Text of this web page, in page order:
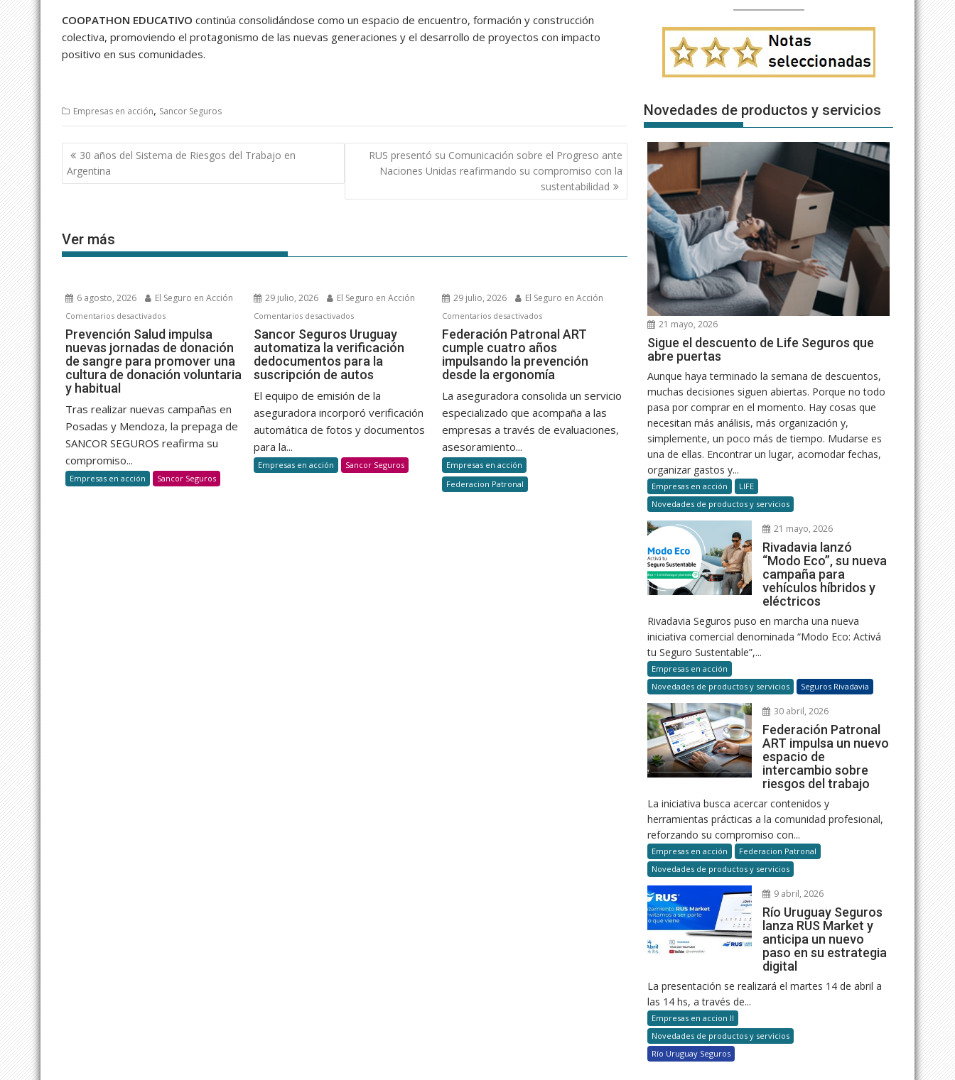
COOPATHON EDUCATIVO continúa consolidándose como un espacio de encuentro, formación y construcción
colectiva, promoviendo el protagonismo de las nuevas generaciones y el desarrollo de proyectos con impacto
positivo en sus comunidades.
Empresas en acción, Sancor Seguros
Navegación
de
entradas
30 años del Sistema de Riesgos del Trabajo en
Argentina
RUS presentó su Comunicación sobre el Progreso ante
Naciones Unidas reafirmando su compromiso con la
sustentabilidad
Ver más
6 agosto, 2026 El Seguro en Acción
Comentarios desactivadosen
Prevención
Salud
impulsa
nuevas
de
donación
de
para
promover
Prevención Salud impulsa
nuevas jornadas de donación
de sangre para promover una
cultura de donación voluntaria
y habitual
Tras realizar nuevas campañas en
Posadas y Mendoza, la prepaga de
SANCOR SEGUROS reafirma su
compromiso...
Empresas en acción Sancor Seguros
29 julio, 2026 El Seguro en Acción
Comentarios desactivadosen
Sancor
Seguros
Uruguay
automatiza
la
verificación
dedocumentos
para
la
suscripción
Sancor Seguros Uruguay
automatiza la verificación
dedocumentos para la
suscripción de autos
El equipo de emisión de la
aseguradora incorporó verificación
automática de fotos y documentos
para la...
Empresas en acción Sancor Seguros
29 julio, 2026 El Seguro en Acción
Comentarios desactivadosen
Federación
Patronal
ART
cumple
cuatro
años
impulsando
Federación Patronal ART
cumple cuatro años
impulsando la prevención
desde la ergonomía
La aseguradora consolida un servicio
especializado que acompaña a las
empresas a través de evaluaciones,
asesoramiento...
Empresas en acción
Federacion Patronal
Novedades de productos y servicios
21 mayo, 2026
Sigue el descuento de Life Seguros que
abre puertas
Aunque haya terminado la semana de descuentos,
muchas decisiones siguen abiertas. Porque no todo
pasa por comprar en el momento. Hay cosas que
necesitan más análisis, más organización y,
simplemente, un poco más de tiempo. Mudarse es
una de ellas. Encontrar un lugar, acomodar fechas,
organizar gastos y...
Empresas en acción
LIFE
Novedades de productos y servicios
21 mayo, 2026
Rivadavia lanzó
“Modo Eco”, su nueva
campaña para
vehículos híbridos y
eléctricos
Rivadavia Seguros puso en marcha una nueva
iniciativa comercial denominada “Modo Eco: Activá
tu Seguro Sustentable”,...
Empresas en acción
Novedades de productos y servicios
Seguros Rivadavia
30 abril, 2026
Federación Patronal
ART impulsa un nuevo
espacio de
intercambio sobre
riesgos del trabajo
La iniciativa busca acercar contenidos y
herramientas prácticas a la comunidad profesional,
reforzando su compromiso con...
Empresas en acción
Federacion Patronal
Novedades de productos y servicios
9 abril, 2026
Río Uruguay Seguros
lanza RUS Market y
anticipa un nuevo
paso en su estrategia
digital
La presentación se realizará el martes 14 de abril a
las 14 hs, a través de...
Empresas en accion II
Novedades de productos y servicios
Río Uruguay Seguros